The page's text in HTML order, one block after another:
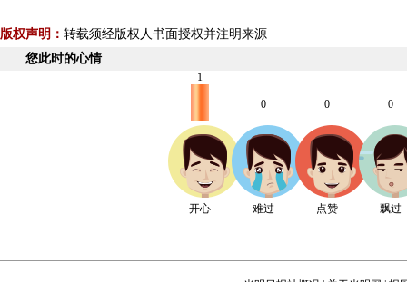
版权声明： 转载须经版权人书面授权并注明来源
您此时的心情
1
开心
0
难过
0
点赞
0
飘过